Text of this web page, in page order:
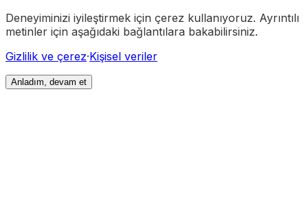
Deneyiminizi iyileştirmek için çerez kullanıyoruz. Ayrıntılı
metinler için aşağıdaki bağlantılara bakabilirsiniz.
Gizlilik ve çerez·Kişisel veriler
Anladım, devam et